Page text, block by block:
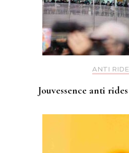
ANTI
Jouvessence anti